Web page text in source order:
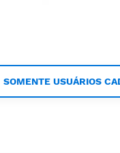
SOMENTE USUÁRIOS